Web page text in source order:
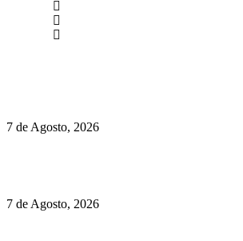
7 de Agosto, 2026
7 de Agosto, 2026